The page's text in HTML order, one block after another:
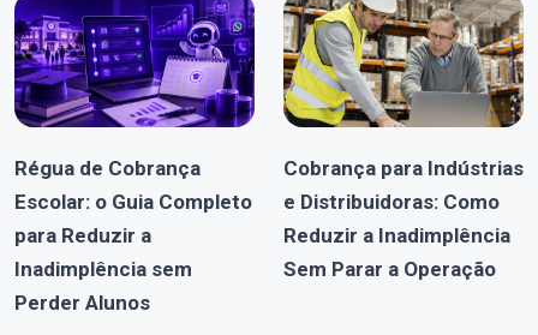
Régua de Cobrança
Escolar: o Guia Completo
para Reduzir a
Inadimplência sem
Perder Alunos
Cobrança para Indústrias
e Distribuidoras: Como
Reduzir a Inadimplência
Sem Parar a Operação